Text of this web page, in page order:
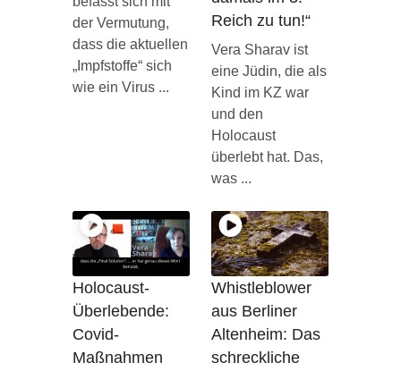
der Vermutung,
dass die aktuellen
„Impfstoffe“ sich
wie ein Virus ...
Reich zu tun!“
Vera Sharav ist
eine Jüdin, die als
Kind im KZ war
und den
Holocaust
überlebt hat. Das,
was ...
Holocaust-
Überlebende:
Covid-
Maßnahmen
Whistleblower
aus Berliner
Altenheim: Das
schreckliche